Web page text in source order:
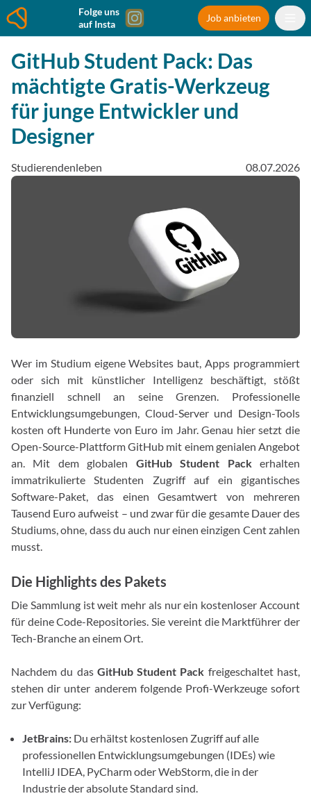
Folge uns
auf Insta
Job anbieten
GitHub Student Pack: Das
mächtigte Gratis-Werkzeug
für junge Entwickler und
Designer
Studierendenleben 08.07.2026
Wer im Studium eigene Websites baut, Apps programmiert
oder sich mit künstlicher Intelligenz beschäftigt, stößt
finanziell schnell an seine Grenzen. Professionelle
Entwicklungsumgebungen, Cloud-Server und Design-Tools
kosten oft Hunderte von Euro im Jahr. Genau hier setzt die
Open-Source-Plattform GitHub mit einem genialen Angebot
an. Mit dem globalen GitHub Student Packerhalten
immatrikulierte Studenten Zugriff auf ein gigantisches
Software-Paket, das einen Gesamtwert von mehreren
Tausend Euro aufweist – und zwar für die gesamte Dauer des
Studiums, ohne, dass du auch nur einen einzigen Cent zahlen
musst.
Die Highlights des Pakets
Die Sammlung ist weit mehr als nur ein kostenloser Account
für deine Code-Repositories. Sie vereint die Marktführer der
Tech-Branche an einem Ort.
Nachdem du das GitHub Student Pack freigeschaltet hast,
stehen dir unter anderem folgende Profi-Werkzeuge sofort
zur Verfügung:
JetBrains: Du erhältst kostenlosen Zugriff auf alle
professionellen Entwicklungsumgebungen (IDEs) wie
IntelliJ IDEA, PyCharm oder WebStorm, die in der
Industrie der absolute Standard sind.